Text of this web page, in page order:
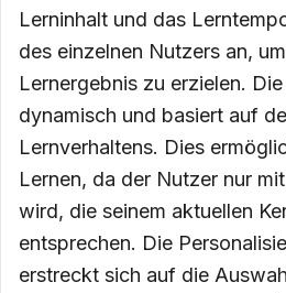
Lerninhalt und das
des einzelnen Nutzers an,
Lernergebnis zu erzielen.
dynamisch und basiert auf
Lernverhaltens. Dies
Lernen, da der Nutzer nur
wird, die seinem aktuellen
entsprechen. Die
erstreckt sich auf die